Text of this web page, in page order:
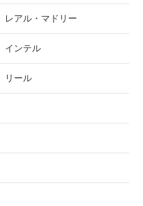
レアル・マドリー
インテル
リール